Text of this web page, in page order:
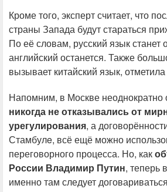
Кроме того, эксперт считает, что
страны Запада будут стараться
По её словам, русский язык
английский останется. Также
вызывает китайский язык, отметила
Напомним, в Москве неоднократно
никогда не отказывались от
урегулирования, а
Стамбулe, всё ещё можно
переговорного процесса. Но, как
России Владимир Путин, теперь
именно там следует